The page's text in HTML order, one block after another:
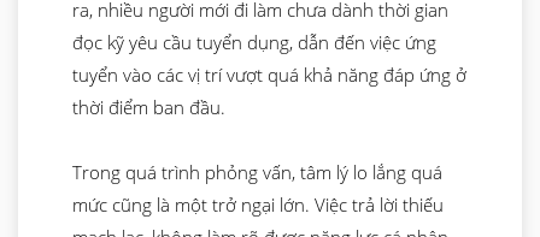
ra, nhiều người mới đi làm chưa dành thời gian
đọc kỹ yêu cầu tuyển dụng, dẫn đến việc ứng
tuyển vào các vị trí vượt quá khả năng đáp ứng ở
thời điểm ban đầu.
Trong quá trình phỏng vấn, tâm lý lo lắng quá
mức cũng là một trở ngại lớn. Việc trả lời thiếu